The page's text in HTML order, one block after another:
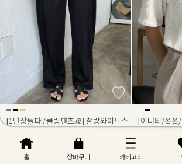
[1만장돌파!/쿨링팬츠🧊] 찰랑와이드스
21,900원
리뷰 : 0
[이너티/쫀쫀
리뷰 : 0
홈 장바구니 카테고리